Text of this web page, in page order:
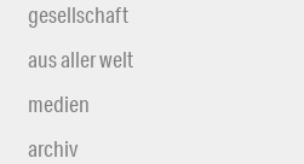
gesellschaft
aus aller welt
medien
archiv